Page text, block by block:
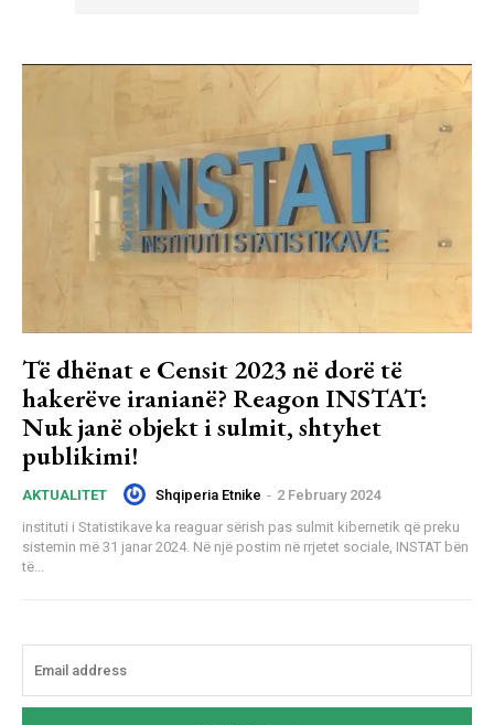
Të dhënat e Censit 2023 në dorë të
hakerëve iranianë? Reagon INSTAT:
Nuk janë objekt i sulmit, shtyhet
publikimi!
AKTUALITET Shqiperia Etnike - 2 February 2024
instituti i Statistikave ka reaguar sërish pas sulmit kibernetik që preku
sistemin më 31 janar 2024. Në një postim në rrjetet sociale, INSTAT bën
të...